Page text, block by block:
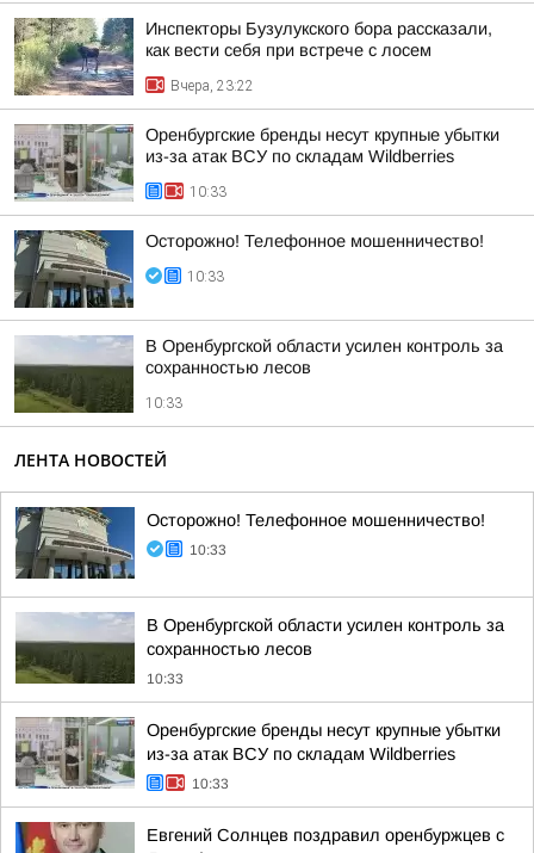
Инспекторы Бузулукского бора рассказали,
как вести себя при встрече с лосем
Вчера, 23:22
Оренбургские бренды несут крупные убытки
из-за атак ВСУ по складам Wildberries
10:33
Осторожно! Телефонное мошенничество!
10:33
В Оренбургской области усилен контроль за
сохранностью лесов
10:33
ЛЕНТА НОВОСТЕЙ
Осторожно! Телефонное мошенничество!
10:33
В Оренбургской области усилен контроль за
сохранностью лесов
10:33
Оренбургские бренды несут крупные убытки
из-за атак ВСУ по складам Wildberries
10:33
Евгений Солнцев поздравил оренбуржцев с